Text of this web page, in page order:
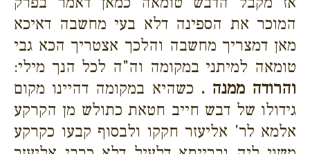
המוכר את הספינה דלא בעי מחשבה דאיכא
מאן דמצריך מחשבה והלכך אצטריך הכא גבי
טומאה למיתני במקומה וה"ה לכל הנך מילי:
והרודה ממנה . כשהיא במקומה דהיינו מקום
גידולו של דבש חייב חטאת כתולש מן הקרקע
אלמא לר' אליעזר חקקו ולבסוף קבעו כקרקע